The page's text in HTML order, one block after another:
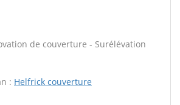
de couverture - Surélévation
: Helfrick couverture